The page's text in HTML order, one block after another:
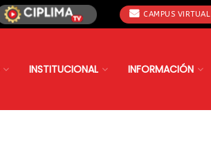
CAMPUS VIRTUAL
INSTITUCIONAL INFORMACIÓN